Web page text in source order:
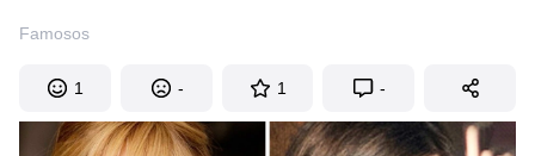
Famosos
1 - 1 -